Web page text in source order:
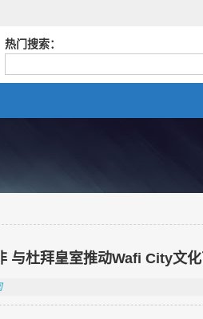
热门搜索：
与杜拜皇室推动Wafi City文